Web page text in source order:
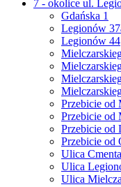
7 - okolice ul.
Gdańska 1
Legionów
Legionów 44
Przebicie od
Przebicie od
Przebicie od
Przebicie od
Ulica
Ulica
Ulica